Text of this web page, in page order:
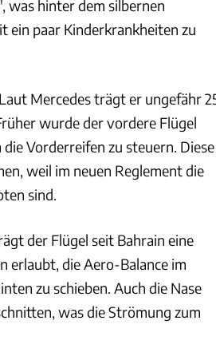
was hinter dem silbernen
ein paar Kinderkrankheiten zu
Mercedes trägt er ungefähr
wurde der vordere Flügel
Vorderreifen zu steuern. Diese
weil im neuen Reglement die
sind.
der Flügel seit Bahrain eine
erlaubt, die Aero-Balance im
zu schieben. Auch die Nase
was die Strömung zum